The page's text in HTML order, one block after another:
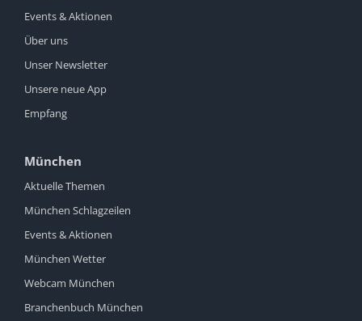
Events & Aktionen
Über uns
Unser Newsletter
Unsere neue App
Empfang
München
Aktuelle Themen
München Schlagzeilen
Events & Aktionen
München Wetter
Webcam München
Branchenbuch München